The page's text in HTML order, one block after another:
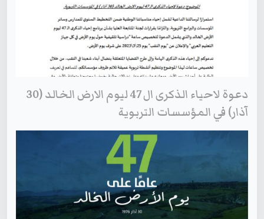
دعوة لاحياء الذكرى ال 47 ليوم الارض الخالد (30
آذار) في المؤسسات التربوية